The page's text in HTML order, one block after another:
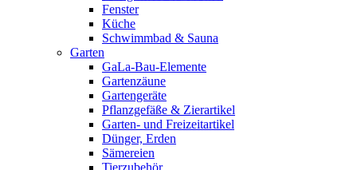
Fenster
Küche
Schwimmbad & Sauna
Garten
GaLa-Bau-Elemente
Gartenzäune
Gartengeräte
Pflanzgefäße & Zierartikel
Garten- und Freizeitartikel
Dünger, Erden
Sämereien
Tierzubehör